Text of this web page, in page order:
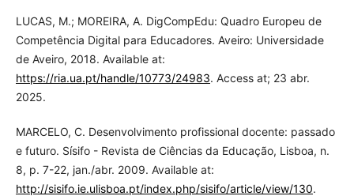
LUCAS, M.; MOREIRA, A. DigCompEdu: Quadro Europeu de
Competência Digital para Educadores. Aveiro: Universidade
de Aveiro, 2018. Available at:
https://ria.ua.pt/handle/10773/24983. Access at; 23 abr.
2025.
MARCELO, C. Desenvolvimento profissional docente: passado
e futuro. Sísifo - Revista de Ciências da Educação, Lisboa, n.
8, p. 7-22, jan./abr. 2009. Available at:
http://sisifo.ie.ulisboa.pt/index.php/sisifo/article/view/130.